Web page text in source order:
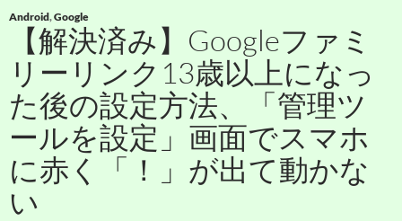
Android,Google
【解決済み】Googleファミ
リーリンク13歳以上になっ
た後の設定方法、「管理ツ
ールを設定」画面でスマホ
に赤く「！」が出て動かな
い